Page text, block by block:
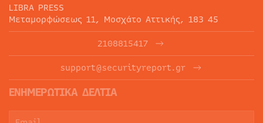
LIBRA PRESS
Μεταμορφώσεως 11, Μοσχάτο Αττικής, 183 45
2108815417
support@securityreport.gr
ΕΝΗΜΕΡΩΤΙΚΑ ΔΕΛΤΙΑ